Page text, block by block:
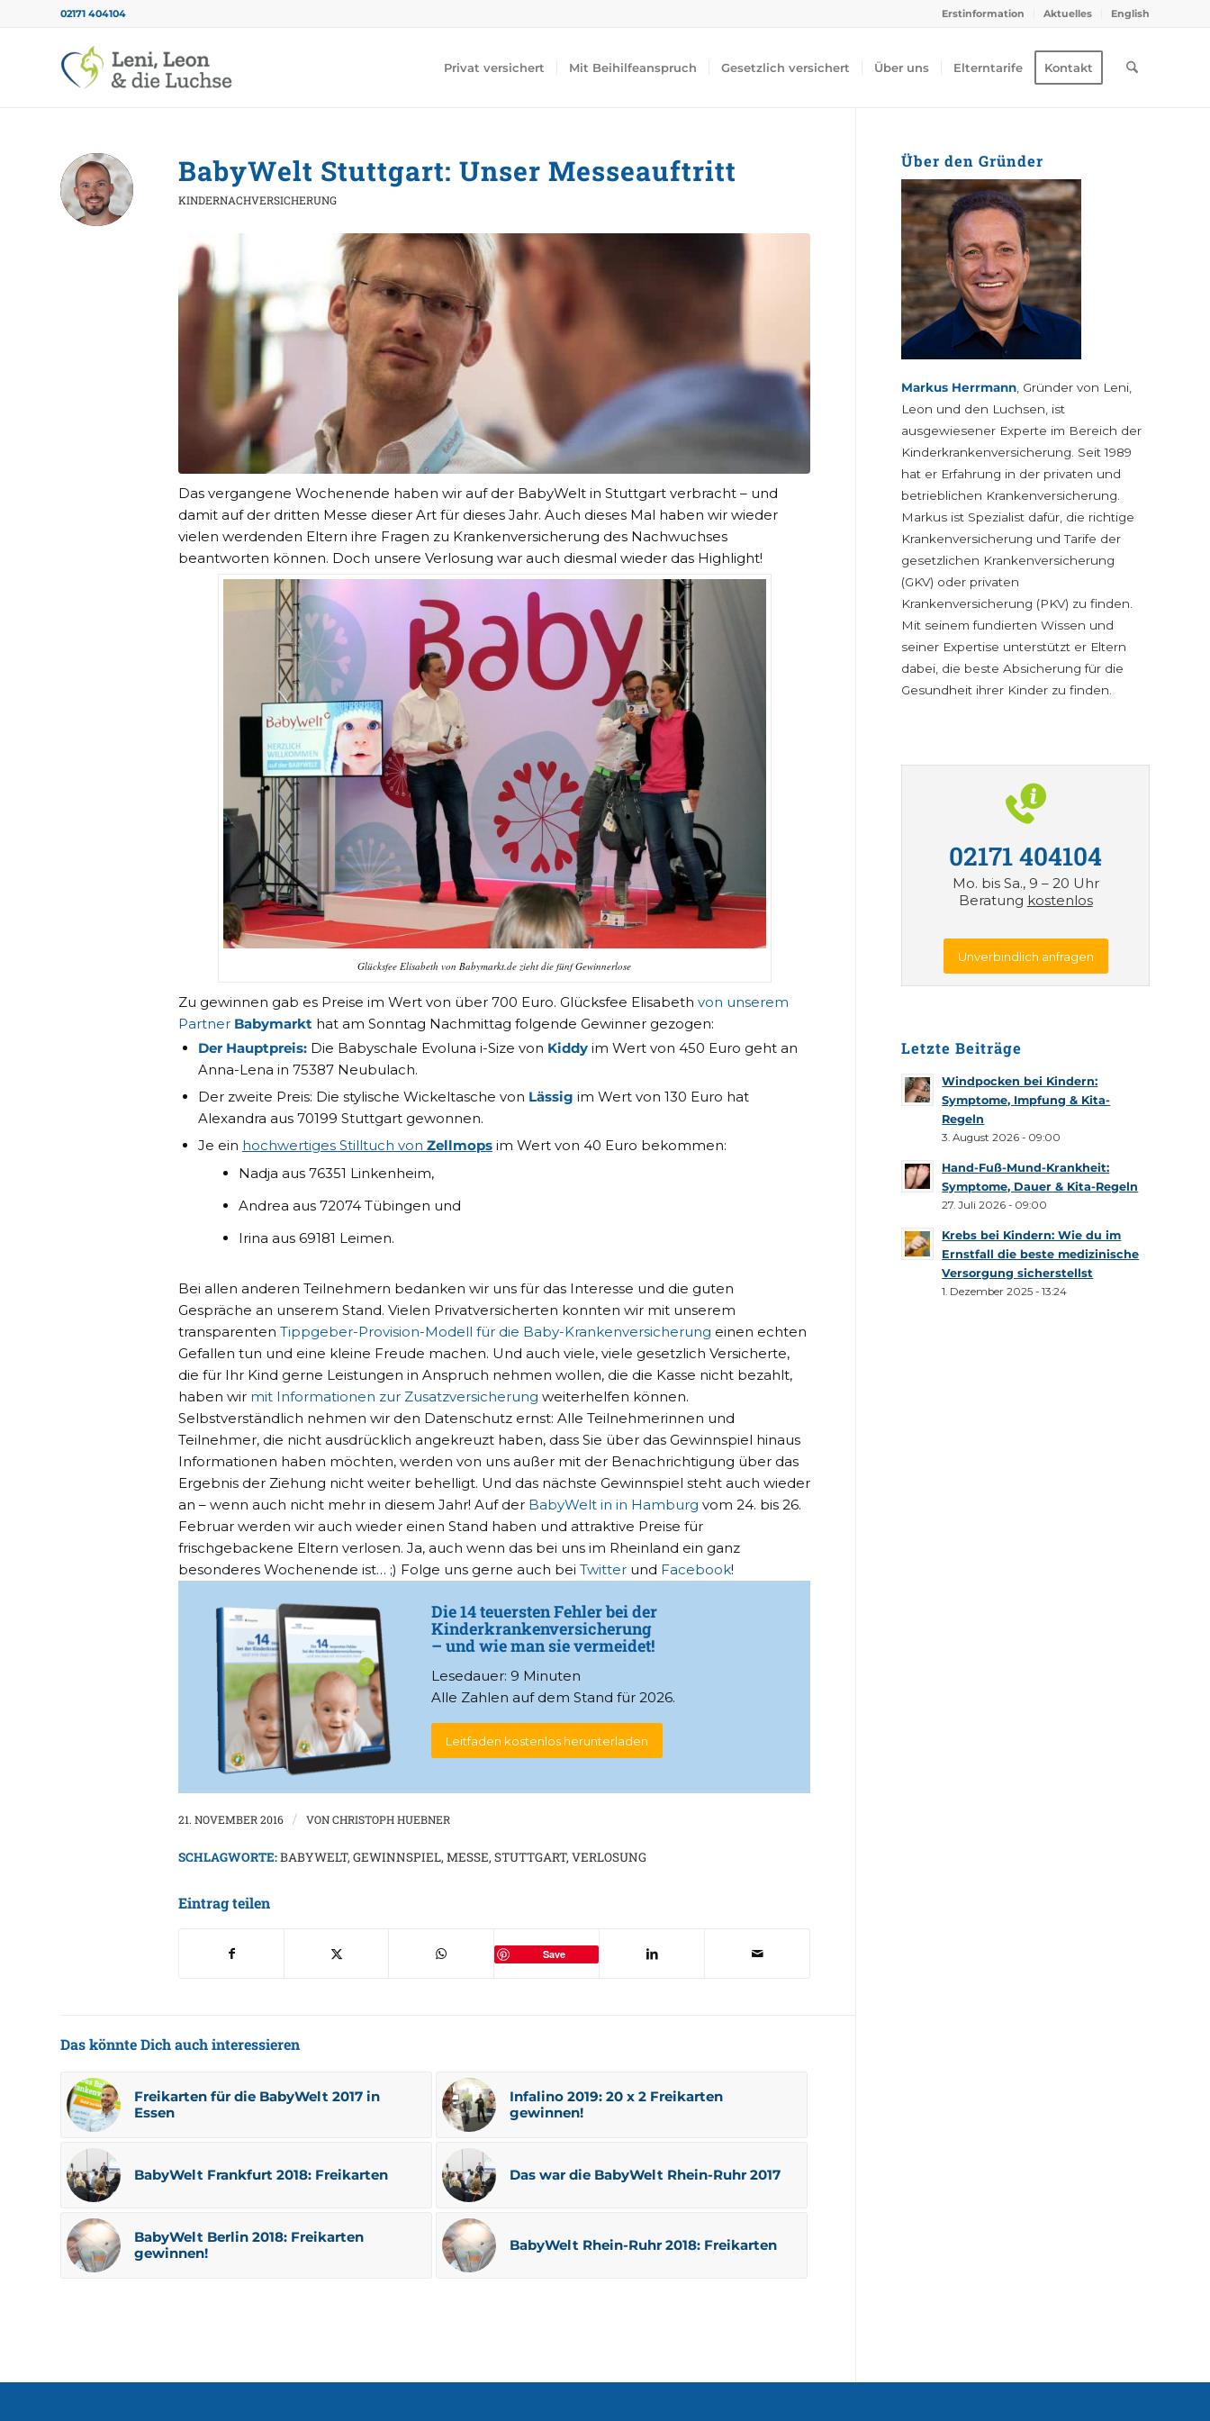
Erstinformation Aktuelles English
02171 404104
Privat versichert Mit Beihilfeanspruch Gesetzlich versichert Über uns Elterntarife Kontakt
BabyWelt Stuttgart: Unser Messeauftritt
KINDERNACHVERSICHERUNG
Das vergangene Wochenende haben wir auf der BabyWelt in Stuttgart verbracht – und
damit auf der dritten Messe dieser Art für dieses Jahr. Auch dieses Mal haben wir wieder
vielen werdenden Eltern ihre Fragen zu Krankenversicherung des Nachwuchses
beantworten können. Doch unsere Verlosung war auch diesmal wieder das Highlight!
Glücksfee Elisabeth von Babymarkt.de zieht die fünf Gewinnerlose
Zu gewinnen gab es Preise im Wert von über 700 Euro. Glücksfee Elisabeth von unserem
Partner Babymarkt hat am Sonntag Nachmittag folgende Gewinner gezogen:
Der Hauptpreis: Die Babyschale Evoluna i-Size von Kiddy im Wert von 450 Euro geht an
Anna-Lena in 75387 Neubulach.
Der zweite Preis: Die stylische Wickeltasche von Lässig im Wert von 130 Euro hat
Alexandra aus 70199 Stuttgart gewonnen.
Je ein hochwertiges Stilltuch von Zellmops im Wert von 40 Euro bekommen:
Nadja aus 76351 Linkenheim,
Andrea aus 72074 Tübingen und
Irina aus 69181 Leimen.
Bei allen anderen Teilnehmern bedanken wir uns für das Interesse und die guten
Gespräche an unserem Stand. Vielen Privatversicherten konnten wir mit unserem
transparenten Tippgeber-Provision-Modell für die Baby-Krankenversicherung einen echten
Gefallen tun und eine kleine Freude machen. Und auch viele, viele gesetzlich Versicherte,
die für Ihr Kind gerne Leistungen in Anspruch nehmen wollen, die die Kasse nicht bezahlt,
haben wir mit Informationen zur Zusatzversicherung weiterhelfen können.
Selbstverständlich nehmen wir den Datenschutz ernst: Alle Teilnehmerinnen und
Teilnehmer, die nicht ausdrücklich angekreuzt haben, dass Sie über das Gewinnspiel hinaus
Informationen haben möchten, werden von uns außer mit der Benachrichtigung über das
Ergebnis der Ziehung nicht weiter behelligt. Und das nächste Gewinnspiel steht auch wieder
an – wenn auch nicht mehr in diesem Jahr! Auf der BabyWelt in in Hamburg vom 24. bis 26.
Februar werden wir auch wieder einen Stand haben und attraktive Preise für
frischgebackene Eltern verlosen. Ja, auch wenn das bei uns im Rheinland ein ganz
besonderes Wochenende ist… ;) Folge uns gerne auch bei Twitter und Facebook!
Die 14 teuersten Fehler bei der
Kinderkrankenversicherung
– und wie man sie vermeidet!
Lesedauer: 9 Minuten
Alle Zahlen auf dem Stand für 2026.
Leitfaden kostenlos herunterladen
21. NOVEMBER 2016 / VONCHRISTOPH HUEBNER
SCHLAGWORTE:BABYWELT, GEWINNSPIEL, MESSE, STUTTGART, VERLOSUNG
Eintrag teilen
Save
Das könnte Dich auch interessieren
Freikarten für die BabyWelt 2017 in
Essen
Infalino 2019: 20 x 2 Freikarten
gewinnen!
BabyWelt Frankfurt 2018: Freikarten Das war die BabyWelt Rhein-Ruhr 2017
BabyWelt Berlin 2018: Freikarten
gewinnen!
BabyWelt Rhein-Ruhr 2018: Freikarten
Über den Gründer
Markus Herrmann , Gründer von Leni,
Leon und den Luchsen, ist
ausgewiesener Experte im Bereich der
Kinderkrankenversicherung. Seit 1989
hat er Erfahrung in der privaten und
betrieblichen Krankenversicherung.
Markus ist Spezialist dafür, die richtige
Krankenversicherung und Tarife der
gesetzlichen Krankenversicherung
(GKV) oder privaten
Krankenversicherung (PKV) zu finden.
Mit seinem fundierten Wissen und
seiner Expertise unterstützt er Eltern
dabei, die beste Absicherung für die
Gesundheit ihrer Kinder zu finden.
02171 404104
Mo. bis Sa., 9 – 20 Uhr
Beratung kostenlos
Unverbindlich anfragen
Letzte Beiträge
Windpocken bei Kindern:
Symptome, Impfung & Kita-
Regeln
3. August 2026 - 09:00
Hand-Fuß-Mund-Krankheit:
Symptome, Dauer & Kita-Regeln
27. Juli 2026 - 09:00
Krebs bei Kindern: Wie du im
Ernstfall die beste medizinische
Versorgung sicherstellst
1. Dezember 2025 - 13:24